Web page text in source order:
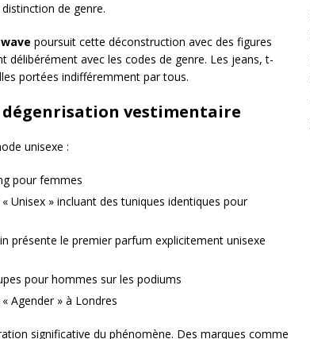
de genre.
poursuit cette déconstruction avec des figures
délibérément avec les codes de genre. Les jeans, t-
portées indifféremment par tous.
dégenrisation vestimentaire
unisexe :
pour femmes
Unisex » incluant des tuniques identiques pour
présente le premier parfum explicitement unisexe
pour hommes sur les podiums
Agender » à Londres
significative du phénomène. Des marques comme